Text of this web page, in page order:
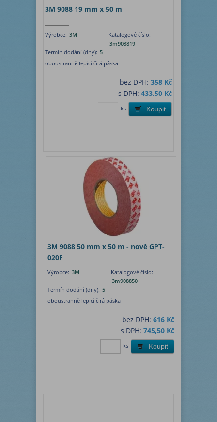
3M 9088 19 mm x 50 m
Výrobce: 3M
Katalogové číslo:
3m908819
Termín dodání (dny): 5
oboustranně lepicí čirá páska
bez DPH: 358 Kč
s DPH: 433,50 Kč
Koupit
ks
3M 9088 50 mm x 50 m - nově GPT-
020F
Výrobce: 3M
Katalogové číslo:
3m908850
Termín dodání (dny): 5
oboustranně lepicí čirá páska
bez DPH:616 Kč
s DPH:745,50 Kč
Koupit
ks